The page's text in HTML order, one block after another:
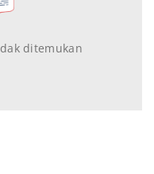
ditemukan